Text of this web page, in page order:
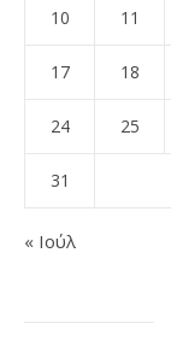
10 11
17 18
24 25
31
« Ιούλ